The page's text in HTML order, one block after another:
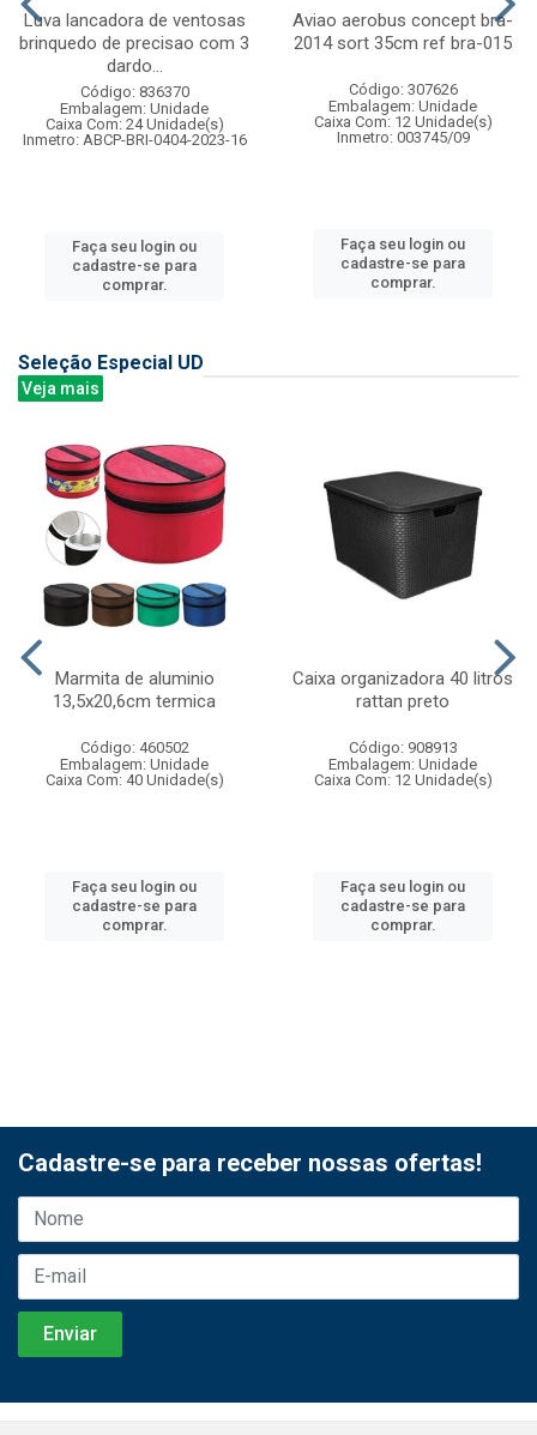
Luva lancadora de ventosas
brinquedo de precisao com 3
dardo...
Código: 836370
Embalagem: Unidade
Caixa Com: 24 Unidade(s)
Inmetro: ABCP-BRI-0404-2023-16
Faça seu login ou
cadastre-se para
comprar.
Aviao aerobus concept bra-
2014 sort 35cm ref bra-015
Código: 307626
Embalagem: Unidade
Caixa Com: 12 Unidade(s)
Inmetro: 003745/09
Faça seu login ou
cadastre-se para
comprar.
Seleção Especial UD
Veja mais
Marmita de aluminio
13,5x20,6cm termica
Código: 460502
Embalagem: Unidade
Caixa Com: 40 Unidade(s)
Faça seu login ou
cadastre-se para
comprar.
Caixa organizadora 40 litros
rattan preto
Código: 908913
Embalagem: Unidade
Caixa Com: 12 Unidade(s)
Faça seu login ou
cadastre-se para
comprar.
Cadastre-se para receber nossas ofertas!